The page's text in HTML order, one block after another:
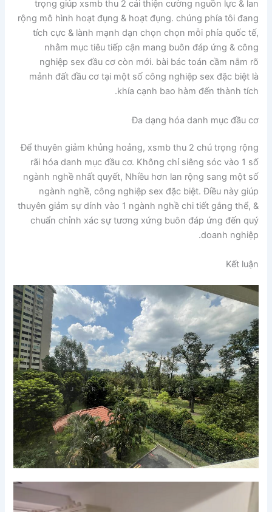
trọng giúp xsmb thu 2 cải thiện cường nguồn lực & lan
rộng mô hình hoạt đụng & hoạt đụng. chúng phía tôi đang
tích cực & lành mạnh dạn chọn chọn mỗi phía quốc tế,
nhằm mục tiêu tiếp cận mang buôn đáp ứng & công
nghiệp sex đầu cơ còn mới. bài bác toán cầm nắm rõ
mảnh đất đầu cơ tại một số công nghiệp sex đặc biệt là
khía cạnh bao hàm đến thành tích.
Đa dạng hóa danh mục đầu cơ
Để thuyên giảm khủng hoảng, xsmb thu 2 chú trọng rộng
rãi hóa danh mục đầu cơ. Không chỉ siêng sóc vào 1 số
ngành nghề nhất quyết, Nhiều hơn lan rộng sang một số
ngành nghề, công nghiệp sex đặc biệt. Điều này giúp
thuyên giảm sự dính vào 1 ngành nghề chi tiết gắng thể, &
chuẩn chỉnh xác sự tương xứng buôn đáp ứng đến quý
doanh nghiệp.
Kết luận